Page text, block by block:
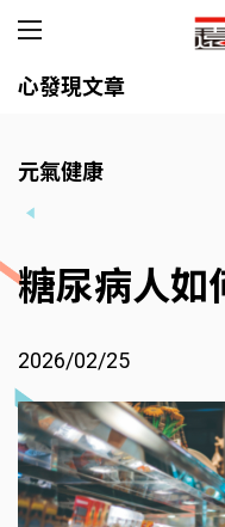
心發現文章
元氣健康
糖尿病人如
2026/02/25